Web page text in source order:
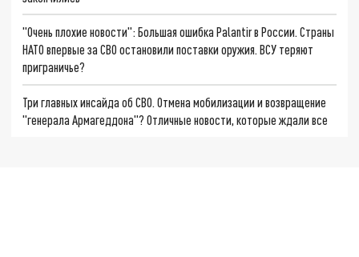
"Очень плохие новости": Большая ошибка Palantir в России. Страны
НАТО впервые за СВО остановили поставки оружия. ВСУ теряют
приграничье?
Три главных инсайда об СВО. Отмена мобилизации и возвращение
"генерала Армагеддона"? Отличные новости, которые ждали все